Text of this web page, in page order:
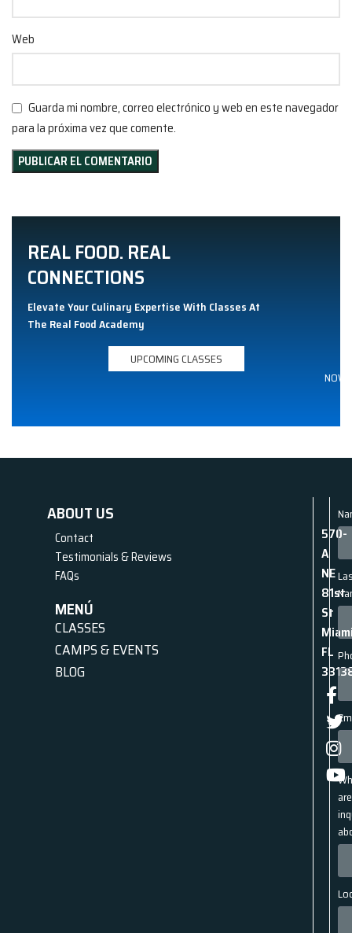
Web
Guarda mi nombre, correo electrónico y web en este navegador
para la próxima vez que comente.
REAL FOOD. REAL
CONNECTIONS
Elevate Your Culinary Expertise With Classes At
The Real Food Academy
UPCOMING CLASSES
NOW
ABOUT US
Contact
Testimonials & Reviews
FAQs
MENÚ
CLASSES
CAMPS & EVENTS
BLOG
570-
A
NE
81st
St
FL